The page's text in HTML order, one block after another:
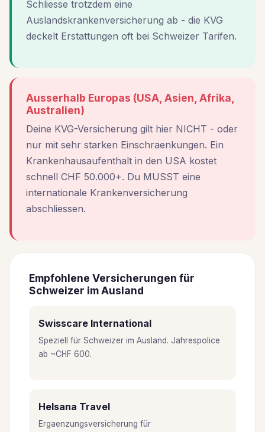
Schliesse trotzdem eine
Auslandskrankenversicherung ab - die KVG
deckelt Erstattungen oft bei Schweizer Tarifen.
Ausserhalb Europas (USA, Asien, Afrika,
Australien)
Deine KVG-Versicherung gilt hier NICHT - oder
nur mit sehr starken Einschraenkungen. Ein
Krankenhausaufenthalt in den USA kostet
schnell CHF 50.000+. Du MUSST eine
internationale Krankenversicherung
abschliessen.
Empfohlene Versicherungen für
Schweizer im Ausland
Swisscare International
Speziell für Schweizer im Ausland. Jahrespolice
ab ~CHF 600.
Helsana Travel
Ergaenzungsversicherung für